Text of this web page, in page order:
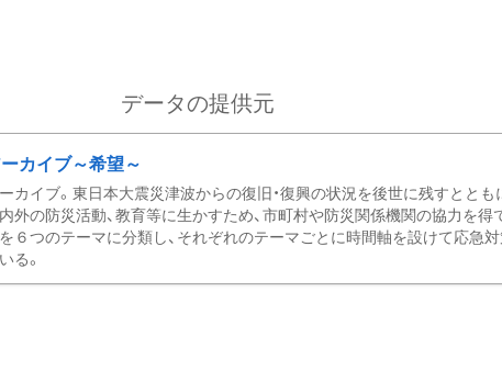
データの提供元
カイブ～希望～
カイブ。東日本大震災津波からの復旧・復興の状況を後世に残すととも
外の防災活動、教育等に生かすため、市町村や防災関係機関の協力を得
６つのテーマに分類し、それぞれのテーマごとに時間軸を設けて応急
る。